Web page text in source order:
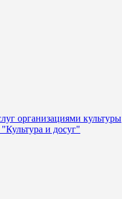
организациями культуры
и досуг"